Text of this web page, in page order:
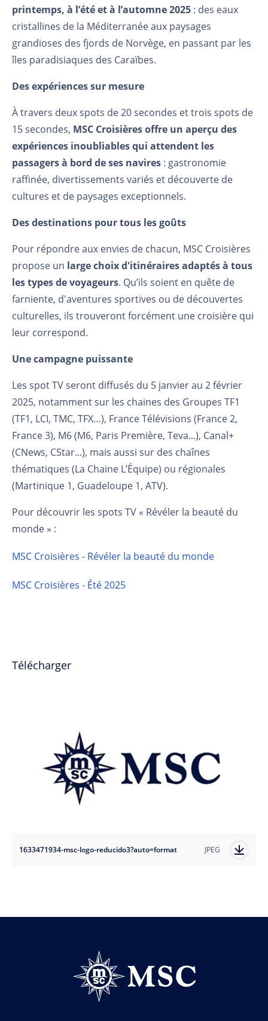
printemps, à l’été et à l’automne 2025 : des eaux
cristallines de la Méditerranée aux paysages
grandioses des fjords de Norvège, en passant par les
îles paradisiaques des Caraïbes.
Des expériences sur mesure
À travers deux spots de 20 secondes et trois spots de
15 secondes, MSC Croisières offre un aperçu des
expériences inoubliables qui attendent les
passagers à bord de ses navires : gastronomie
raffinée, divertissements variés et découverte de
cultures et de paysages exceptionnels.
Des destinations pour tous les goûts
Pour répondre aux envies de chacun, MSC Croisières
propose un large choix d'itinéraires adaptés à tous
les types de voyageurs. Qu’ils soient en quête de
farniente, d'aventures sportives ou de découvertes
culturelles, ils trouveront forcément une croisière qui
leur correspond.
Une campagne puissante
Les spot TV seront diffusés du 5 janvier au 2 février
2025, notamment sur les chaines des Groupes TF1
(TF1, LCI, TMC, TFX…), France Télévisions (France 2,
France 3), M6 (M6, Paris Première, Teva...), Canal+
(CNews, CStar...), mais aussi sur des chaînes
thématiques (La Chaine L’Équipe) ou régionales
(Martinique 1, Guadeloupe 1, ATV).
Pour découvrir les spots TV « Révéler la beauté du
monde » :
MSC Croisières - Révéler la beauté du monde
MSC Croisières - Été 2025
Télécharger
1633471934-msc-logo-reducido3?auto=format JPEG